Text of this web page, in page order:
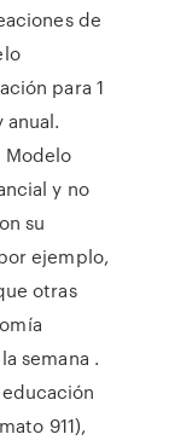
de
para 1
anual.
y no
su
ejemplo,
otras
semana .
911),